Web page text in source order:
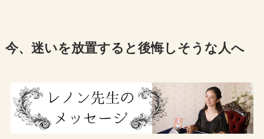
今、迷いを放置すると後悔しそうな人へ